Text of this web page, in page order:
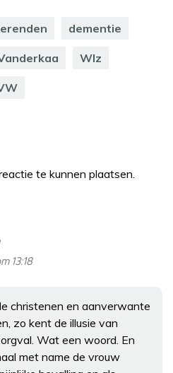
dementie
Wlz
te kunnen plaatsen.
13:18
christenen en aanverwante
zo kent de illusie van
Wat een woord. En
met name de vrouw